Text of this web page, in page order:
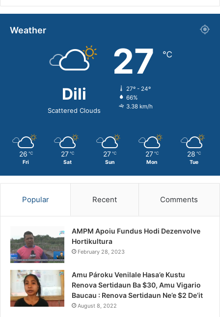
Weather
Dili
Scattered Clouds
27 ℃
27º - 24º
66%
3.38 km/h
26 ℃
Fri
27 ℃
Sat
27 ℃
Sun
27 ℃
Mon
28 ℃
Tue
Popular Recent Comments
AMPM Apoiu Fundus Hodi Dezenvolve
Hortikultura
February 28, 2023
Amu Pároku Venilale Hasa’e Kustu
Renova Sertidaun Ba $30, Amu Vigario
Baucau : Renova Sertidaun Ne’e $2 De’it
August 8, 2022